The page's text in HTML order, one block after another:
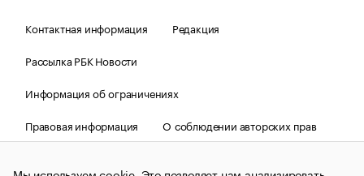
Контактная информация
Редакция
Рассылка РБК Новости
Информация об ограничениях
Правовая информация
О соблюдении авторских прав
и материалы информационного агентства «РБК»